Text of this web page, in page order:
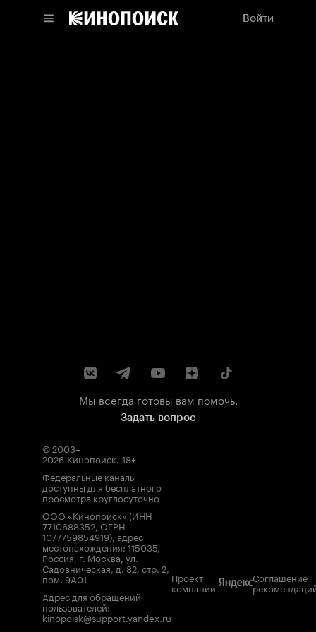
Войти
Мы всегда готовы вам помочь.
Задать вопрос
© 2003–
2026 Кинопоиск. 18+
Федеральные каналы
доступны для бесплатного
просмотра круглосуточно
ООО «Кинопоиск» (ИНН
7710688352, ОГРН
1077759854919), адрес
местонахождения: 115035,
Россия, г. Москва, ул.
Садовническая, д. 82, стр. 2,
пом. 9А01
Адрес для обращений
пользователей:
kinopoisk@support.yandex.ru
Проект
компании
Соглашение